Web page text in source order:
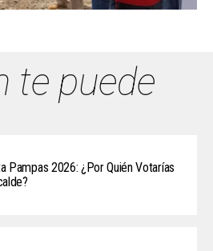
te puede
Pampas 2026: ¿Por Quién Votarías